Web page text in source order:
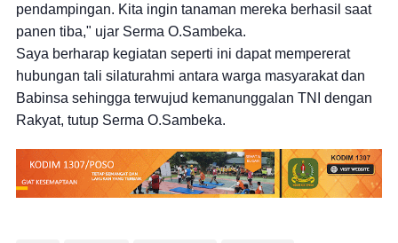
pendampingan. Kita ingin tanaman mereka berhasil saat
panen tiba," ujar Serma O.Sambeka.
Saya berharap kegiatan seperti ini dapat mempererat
hubungan tali silaturahmi antara warga masyarakat dan
Babinsa sehingga terwujud kemanunggalan TNI dengan
Rakyat, tutup Serma O.Sambeka.